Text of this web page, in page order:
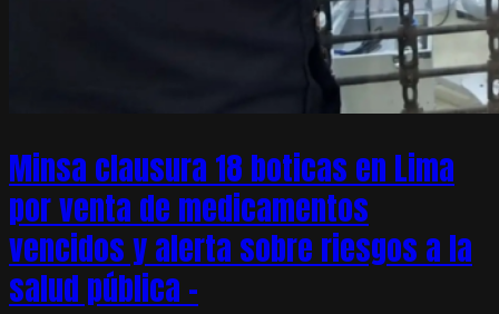
Minsa clausura 18 boticas en Lima
por venta de medicamentos
vencidos y alerta sobre riesgos a la
salud pública –